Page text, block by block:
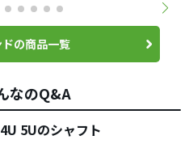
の商品一覧
なのQ&A
5Uのシャフト